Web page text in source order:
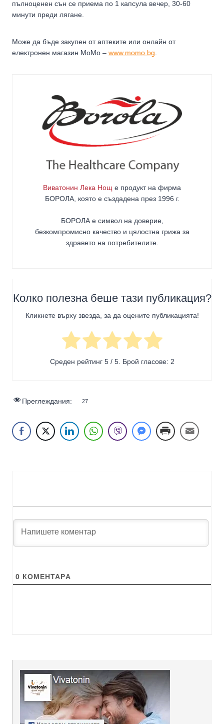
пълноценен сън се приема по 1 капсула вечер, 30-60
минути преди лягане.
Може да бъде закупен от аптеките или онлайн от
електронен магазин МоМо – www.momo.bg
Виватонин Лека Нощ е продукт на фирма
БОРОЛА, която е създадена през 1996 г.
БОРОЛА е символ на доверие,
безкомпромисно качество и цялостна грижа за
здравето на потребителите.
Колко полезна беше тази публикация?
Кликнете върху звезда, за да оцените публикацията!
Среден рейтинг 5/ 5. Брой гласове: 2
Преглеждания: 27
0 КОМЕНТАРA